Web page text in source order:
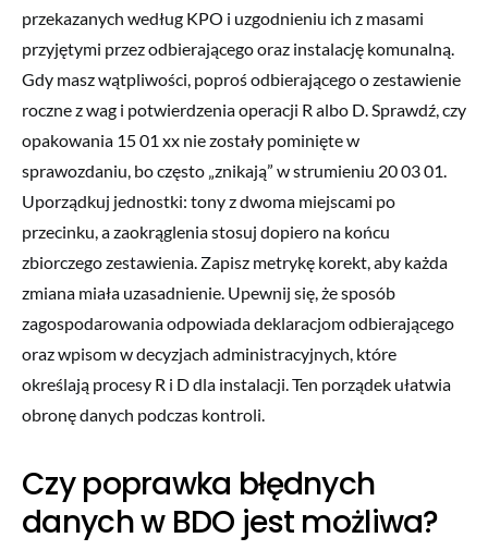
przekazanych według KPO i uzgodnieniu ich z masami
przyjętymi przez odbierającego oraz instalację komunalną.
Gdy masz wątpliwości, poproś odbierającego o zestawienie
roczne z wag i potwierdzenia operacji R albo D. Sprawdź, czy
opakowania 15 01 xx nie zostały pominięte w
sprawozdaniu, bo często „znikają” w strumieniu 20 03 01.
Uporządkuj jednostki: tony z dwoma miejscami po
przecinku, a zaokrąglenia stosuj dopiero na końcu
zbiorczego zestawienia. Zapisz metrykę korekt, aby każda
zmiana miała uzasadnienie. Upewnij się, że sposób
zagospodarowania odpowiada deklaracjom odbierającego
oraz wpisom w decyzjach administracyjnych, które
określają procesy R i D dla instalacji. Ten porządek ułatwia
obronę danych podczas kontroli.
Czy poprawka błędnych
danych w BDO jest możliwa?